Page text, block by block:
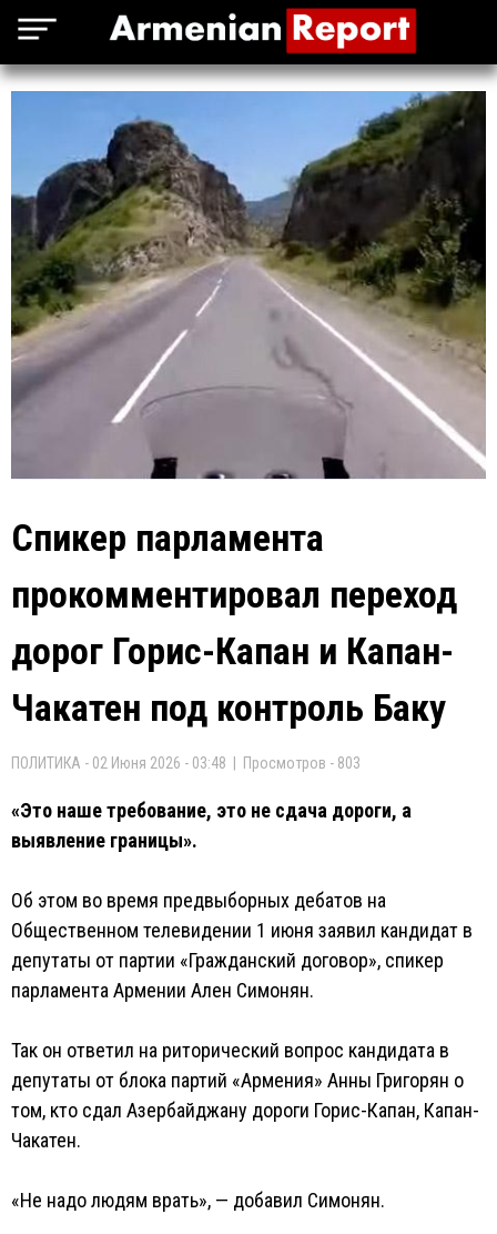
Спикер парламента
прокомментировал переход
дорог Горис-Капан и Капан-
Чакатен под контроль Баку
ПОЛИТИКА - 02 Июня 2026 - 03:48 | Просмотров - 803
«Это наше требование, это не сдача дороги, а
выявление границы».
Об этом во время предвыборных дебатов на
Общественном телевидении 1 июня заявил кандидат в
депутаты от партии «Гражданский договор», спикер
парламента Армении Ален Симонян.
Так он ответил на риторический вопрос кандидата в
депутаты от блока партий «Армения» Анны Григорян о
том, кто сдал Азербайджану дороги Горис-Капан, Капан-
Чакатен.
«Не надо людям врать», — добавил Симонян.